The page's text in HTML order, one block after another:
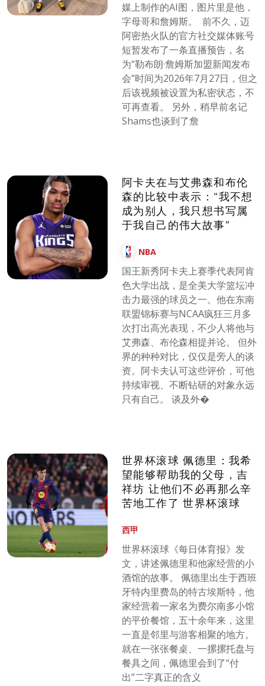
媒上制作的AI图，图片里是他，
字母哥和詹姆斯。 ​​​ 前不久，迈
阿密热火队的官方社交媒体账号
短暂发布了一条直播预告，名
为“勒布朗·詹姆斯加盟新闻发布
会”时间为2026年7月27日，但之
后该视频被设置为私密状态，不
可再查看。 另外，稍早前名记
Shams也谈到了詹
阿卡夫在与艾弗森和布伦
森的比较中表示：“我不想
成为别人，我只想书写属
于我自己的伟大故事”
NBA
国王新秀阿卡夫上赛季代表阿肯
色大学出战，是全美大学篮坛冲
击力最强的球员之一。他在东南
联盟锦标赛与NCAA疯狂三月多
次打出高光表现，不少人将他与
艾弗森、布伦森相提并论。 但外
界的种种对比，仅仅是旁人的谈
资。阿卡夫认可这些评价，可他
持续审视、不断钻研的对象永远
只有自己。 谈及外�
世界杯滚球 佩德里：我希
望能够帮助我的父母，吉
祥坊 让他们不必再那么辛
苦地工作了 世界杯滚球
西甲
世界杯滚球《每日体育报》发
文，讲述佩德里和他家经营的小
酒馆的故事。 佩德里出生于西班
牙特内里费岛的特古埃斯特，他
家经营着一家名为费尔南多小馆
的平价餐馆，五十余年来，这里
一直是邻里与游客相聚的地方。
就在一张张餐桌、一摞摞托盘与
餐具之间，佩德里会到了“付
出”二字真正的含义